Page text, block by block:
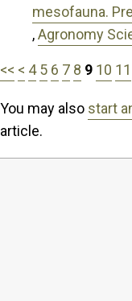
mesofauna.
,Agronomy
<< < 4 5 6 7 8 9 10 11
You may also start
article.